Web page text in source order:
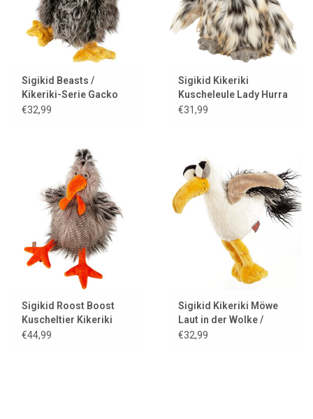
Sigikid Beasts /
Kikeriki-Serie Gacko
Gack Ente
€32,99
Sigikid Kikeriki
Kuscheleule Lady Hurra
€31,99
Sigikid Roost Boost
Kuscheltier Kikeriki
€44,99
Sigikid Kikeriki Möwe
Laut in der Wolke /
Möwe
€32,99